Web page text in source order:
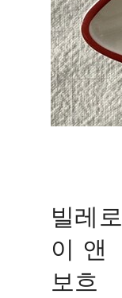
빌레로
이 앤
보흐